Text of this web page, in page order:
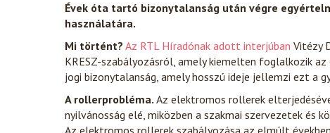
Évek óta tartó bizonytalanság után végre
használatára.
Mi történt? Az RTL Híradónak adott interjúban Vitézy
KRESZ-szabályozásról, amely kiemelten foglalkozik
jogi bizonytalanság, amely hosszú ideje jellemzi ezt a
A rollerprobléma. Az elektromos rollerek
nyilvánosság elé, miközben a szakmai szervezetek és
Az elektromos rollerek szabályozása az elmúlt